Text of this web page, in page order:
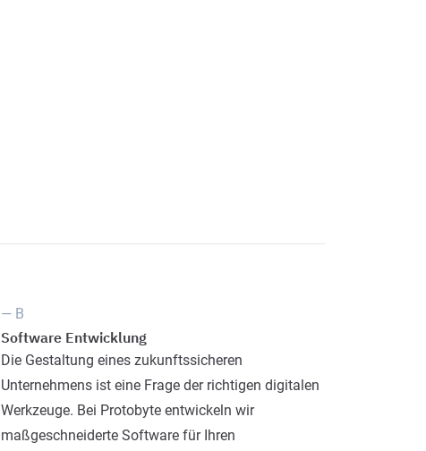
— B
Software Entwicklung
Die Gestaltung eines zukunftssicheren
Unternehmens ist eine Frage der richtigen digitalen
Werkzeuge. Bei Protobyte entwickeln wir
maßgeschneiderte Software für Ihren